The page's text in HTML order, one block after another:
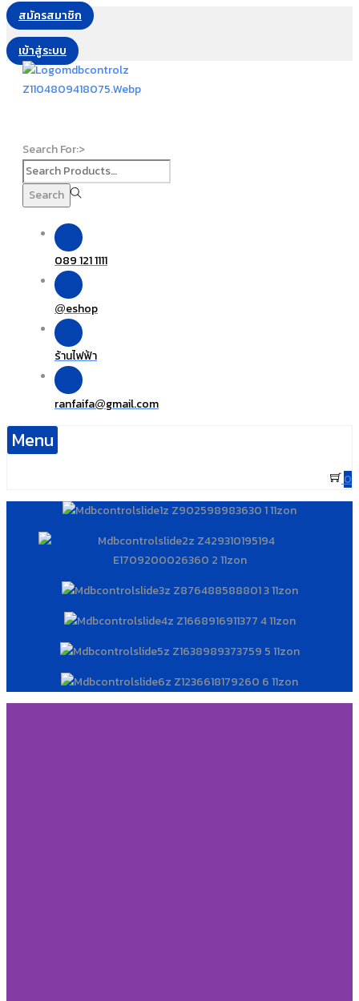
สมัครสมาชิก
เข้าสู่ระบบ
Search For:>
Search
089 121 1111
@eshop
ร้านไฟฟ้า
ranfaifa@gmail.com
Menu
0